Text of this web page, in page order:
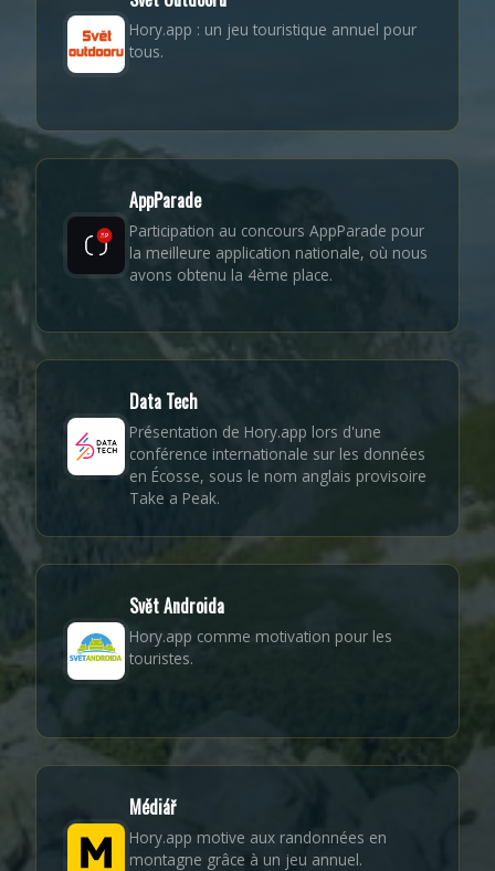
Hory.app : un jeu touristique annuel pour
tous.
AppParade
Participation au concours AppParade pour
la meilleure application nationale, où nous
avons obtenu la 4ème place.
Data Tech
Présentation de Hory.app lors d'une
conférence internationale sur les données
en Écosse, sous le nom anglais provisoire
Take a Peak.
Svět Androida
Hory.app comme motivation pour les
touristes.
Médiář
Hory.app motive aux randonnées en
montagne grâce à un jeu annuel.